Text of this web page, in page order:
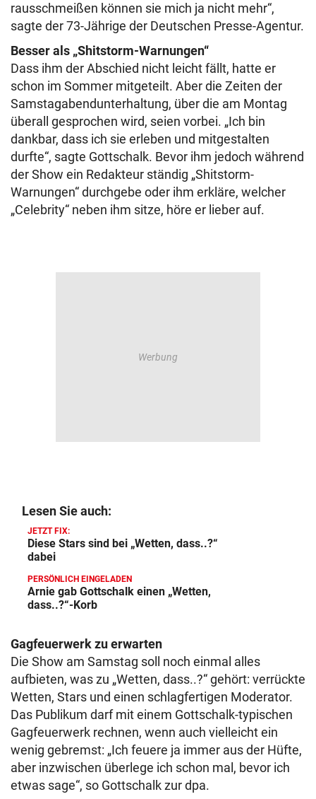
rausschmeißen können sie mich ja nicht mehr“,
sagte der 73-Jährige der Deutschen Presse-Agentur.
Besser als „Shitstorm-Warnungen“
Dass ihm der Abschied nicht leicht fällt, hatte er
schon im Sommer mitgeteilt. Aber die Zeiten der
Samstagabendunterhaltung, über die am Montag
überall gesprochen wird, seien vorbei. „Ich bin
dankbar, dass ich sie erleben und mitgestalten
durfte“, sagte Gottschalk. Bevor ihm jedoch während
der Show ein Redakteur ständig „Shitstorm-
Warnungen“ durchgebe oder ihm erkläre, welcher
„Celebrity“ neben ihm sitze, höre er lieber auf.
Lesen Sie auch:
JETZT FIX:
Diese Stars sind bei „Wetten, dass..?“
dabei
PERSÖNLICH EINGELADEN
Arnie gab Gottschalk einen „Wetten,
dass..?“-Korb
Gagfeuerwerk zu erwarten
Die Show am Samstag soll noch einmal alles
aufbieten, was zu „Wetten, dass..?“ gehört: verrückte
Wetten, Stars und einen schlagfertigen Moderator.
Das Publikum darf mit einem Gottschalk-typischen
Gagfeuerwerk rechnen, wenn auch vielleicht ein
wenig gebremst: „Ich feuere ja immer aus der Hüfte,
aber inzwischen überlege ich schon mal, bevor ich
etwas sage“, so Gottschalk zur dpa.